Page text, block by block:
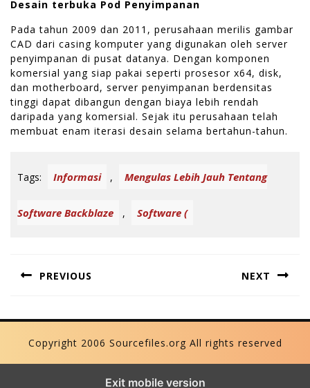
Desain terbuka Pod Penyimpanan
Pada tahun 2009 dan 2011, perusahaan merilis gambar
CAD dari casing komputer yang digunakan oleh server
penyimpanan di pusat datanya. Dengan komponen
komersial yang siap pakai seperti prosesor x64, disk,
dan motherboard, server penyimpanan berdensitas
tinggi dapat dibangun dengan biaya lebih rendah
daripada yang komersial. Sejak itu perusahaan telah
membuat enam iterasi desain selama bertahun-tahun.
Tags: Informasi , Mengulas Lebih Jauh Tentang
Software Backblaze , Software (
s
n
PREVIOUS
v
NEXT
x
t
p
Copyright 2006 Sourcefiles.org All rights reserved
Exit mobile version